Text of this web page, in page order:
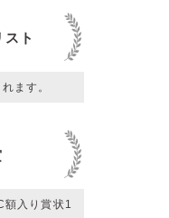
ト
ます。
入り賞状1